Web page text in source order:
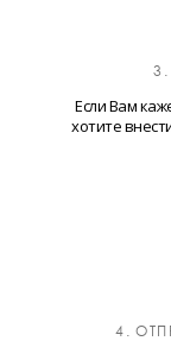
Если Вам
хотите
4.